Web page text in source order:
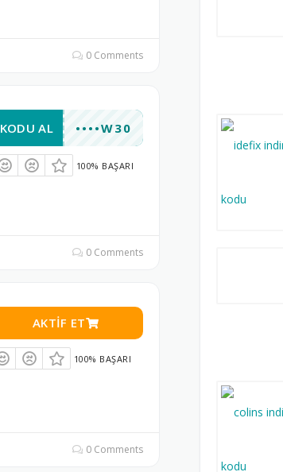
0 Comments
••••W30
KODU AL
100% BAŞARI
0 Comments
AKTIF ET
100% BAŞARI
0 Comments